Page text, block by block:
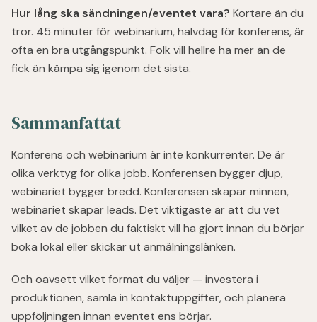
Hur lång ska sändningen/eventet vara? Kortare än du
tror. 45 minuter för webinarium, halvdag för konferens, är
ofta en bra utgångspunkt. Folk vill hellre ha mer än de
fick än kämpa sig igenom det sista.
Sammanfattat
Konferens och webinarium är inte konkurrenter. De är
olika verktyg för olika jobb. Konferensen bygger djup,
webinariet bygger bredd. Konferensen skapar minnen,
webinariet skapar leads. Det viktigaste är att du vet
vilket av de jobben du faktiskt vill ha gjort innan du börjar
boka lokal eller skickar ut anmälningslänken.
Och oavsett vilket format du väljer — investera i
produktionen, samla in kontaktuppgifter, och planera
uppföljningen innan eventet ens börjar.